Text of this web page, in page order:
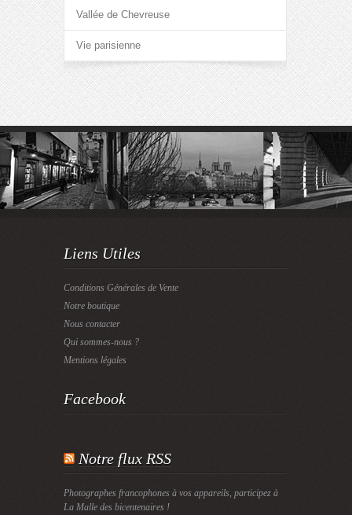
Vallée de Chevreuse
Vie parisienne
Liens Utiles
Conditions Générales de Vente
Notre boutique
Nous contacter
Qui sommes-nous ?
Mentions légales
Facebook
Notre flux RSS
Photographes francophones à vos appareils, participez à
La Malle des bicentenaires !